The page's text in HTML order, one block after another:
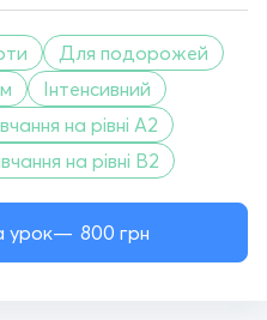
урок 800 грн
Для подорожей
Інтенсивний
на рівні A2
на рівні B2